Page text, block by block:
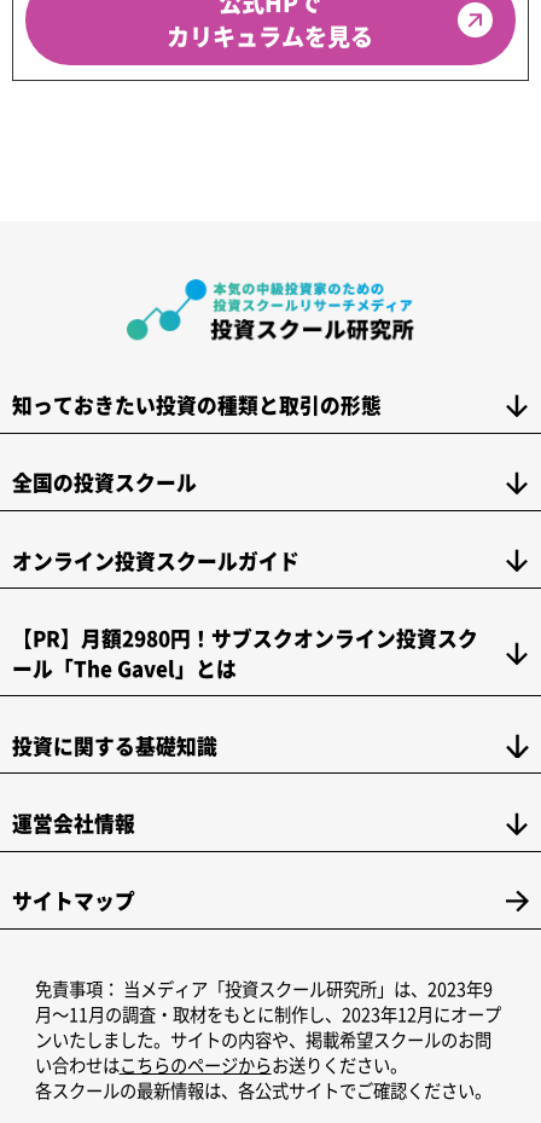
カリキュラムを見る
知っておきたい投資の種類と取引の形態
全国の投資スクール
オンライン投資スクールガイド
【PR】月額2980円！サブスクオンライン投資スク
ール「The Gavel」とは
投資に関する基礎知識
運営会社情報
サイトマップ
免責事項： 当メディア「投資スクール研究所」は、2023年9
月～11月の調査・取材をもとに制作し、2023年12月にオープ
ンいたしました。サイトの内容や、掲載希望スクールのお問
い合わせはこちらのページからお送りください。
各スクールの最新情報は、各公式サイトでご確認ください。